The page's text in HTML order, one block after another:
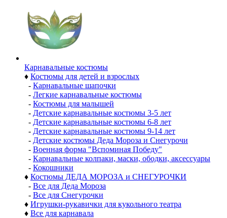
Карнавальные костюмы
♦ Костюмы для детей и взрослых
- Карнавальные шапочки
- Легкие карнавальные костюмы
- Костюмы для малышей
- Детские карнавальные костюмы 3-5 лет
- Детские карнавальные костюмы 6-8 лет
- Детские карнавальные костюмы 9-14 лет
- Детские костюмы Деда Мороза и Снегурочи
- Военная форма "Вспоминая Победу"
- Карнавальные колпаки, маски, ободки, аксессуары
- Кокошники
♦ Костюмы ДЕДА МОРОЗА и СНЕГУРОЧКИ
- Все для Деда Мороза
- Все для Снегурочки
♦ Игрушки-рукавички для кукольного театра
♦ Все для карнавала